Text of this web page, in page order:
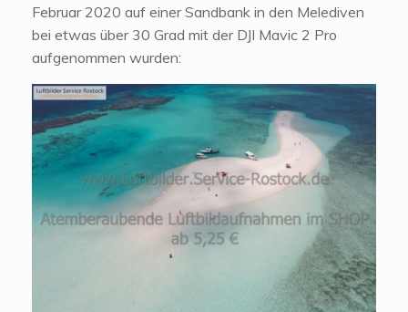
Februar 2020 auf einer Sandbank in den Melediven
bei etwas über 30 Grad mit der DJI Mavic 2 Pro
aufgenommen wurden: